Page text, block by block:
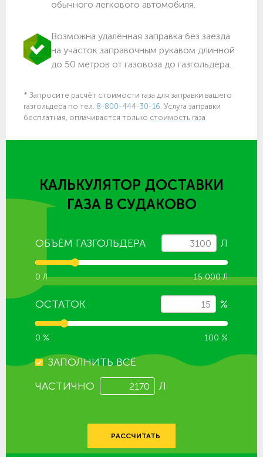
обычного легкового автомобиля.
Возможна удалённая заправка без заезда
на участок заправочным рукавом длинной
до 50 метров от газовоза до газгольдера.
* Запросите расчёт стоимости газа для заправки вашего
газгольдера по тел. 8-800-444-30-16. Услуга заправки
бесплатная, оплачивается только стоимость газа
КАЛЬКУЛЯТОР ДОСТАВКИ
ГАЗА В СУДАКОВО
ОБЪЁМ ГАЗГОЛЬДЕРА Л
0 Л 15 000 Л
ОСТАТОК %
0 % 100 %
ЗАПОЛНИТЬ ВСЁ
ЧАСТИЧНО
Л
РАССЧИТАТЬ